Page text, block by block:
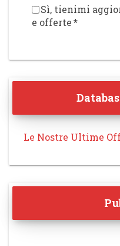
Sì, tienimi
e offerte*
Le Nostre Ultime